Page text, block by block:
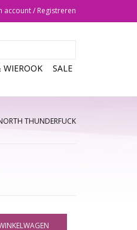
account / Registreren
WIEROOK SALE
THUNDERFUCK